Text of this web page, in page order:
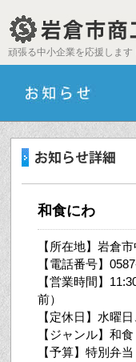
頑張る中小企業を応援します
和食にわ
【所在地】岩倉
【電話番号】
【営業時間】
前）
【定休日】水曜
【ジャンル】和食
【予算】特別弁